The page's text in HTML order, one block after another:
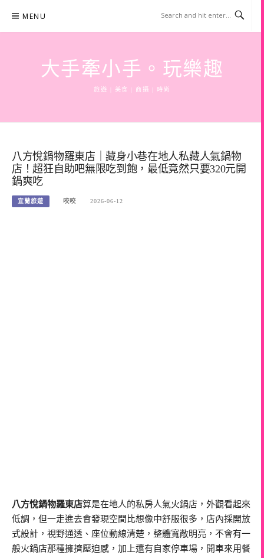
content
MENU
大手牽小手。玩樂趣
旅遊 | 美食 | 商攝 | 時尚
八方悅鍋物羅東店｜藏身小巷在地人私藏人氣鍋物
店！超狂自助吧無限吃到飽，最低竟然只要320元開
鍋爽吃
宜蘭旅遊 咬咬 2026-06-12
八方悅鍋物羅東店算是在地人的私房人氣火鍋店，外觀看起來
低調，但一走進去會發現空間比想像中舒服很多，店內採開放
式設計，視野通透、座位動線清楚，整體寬敞明亮，不會有一
般火鍋店那種擁擠壓迫感，加上還有自家停車場，開車來用餐